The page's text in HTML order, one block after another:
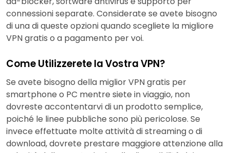
connessioni separate. Considerate se avete bisogno
di una di queste opzioni quando scegliete la migliore
VPN gratis o a pagamento per voi.
Come Utilizzerete la Vostra VPN?
Se avete bisogno della miglior VPN gratis per
smartphone o PC mentre siete in viaggio, non
dovreste accontentarvi di un prodotto semplice,
poiché le linee pubbliche sono più pericolose. Se
invece effettuate molte attività di streaming o di
download, dovrete prestare maggiore attenzione alla